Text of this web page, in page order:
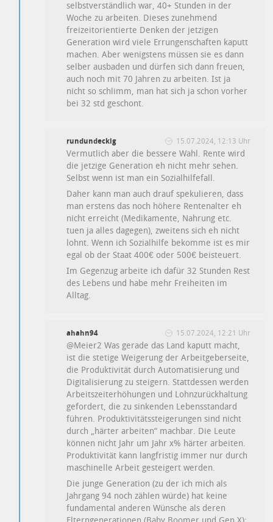
selbstverständlich war, 40+ Stunden in der
Woche zu arbeiten. Dieses zunehmend
freizeitorientierte Denken der jetzigen
Generation wird viele Errungenschaften kaputt
machen. Aber wenigstens müssen sie es dann
selber ausbaden und dürfen sich dann freuen,
auch noch mit 70 Jahren zu arbeiten. Ist ja
nicht so schlimm, man hat sich ja schon vorher
bei 32 std geschont.
rundundeckig 15.07.2024, 12:13 Uhr
Vermutlich aber die bessere Wahl. Rente wird
die jetzige Generation eh nicht mehr sehen.
Selbst wenn ist man ein Sozialhilfefall.
Daher kann man auch drauf spekulieren, dass
man erstens das noch höhere Rentenalter eh
nicht erreicht (Medikamente, Nahrung etc.
tuen ja alles dagegen), zweitens sich eh nicht
lohnt. Wenn ich Sozialhilfe bekomme ist es mir
egal ob der Staat 400€ oder 500€ beisteuert.
Im Gegenzug arbeite ich dafür 32 Stunden Rest
des Lebens und habe mehr Freiheiten im
Alltag.
ahahn94 15.07.2024, 12:21 Uhr
@Meier2 Was gerade das Land kaputt macht,
ist die stetige Weigerung der Arbeitgeberseite,
die Produktivität durch Automatisierung und
Digitalisierung zu steigern. Stattdessen werden
Arbeitszeiterhöhungen und Lohnzurückhaltung
gefordert, die zu sinkenden Lebensstandard
führen. Produktivitätssteigerungen sind nicht
durch „härter arbeiten“ machbar. Die Leute
können nicht Jahr um Jahr x% härter arbeiten.
Produktivität kann langfristig immer nur durch
maschinelle Arbeit gesteigert werden.
Die junge Generation (zu der ich mich als
Jahrgang 94 noch zählen würde) hat keine
fundamental anderen Wünsche als deren